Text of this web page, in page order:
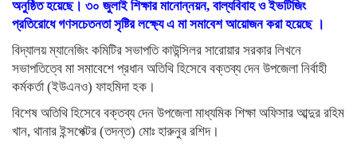
অনুষ্ঠিত হয়েছে। ৩০ জুলাই শিক্ষার মানোন্নয়ন, বাল্যবিবাহ ও ইভটিজিং
প্রতিরোধে গণসচেতনতা সৃষ্টির লক্ষ্যে এ মা সমাবেশ আয়োজন করা হয়েছে ।
বিদ্যালয় ম্যানেজিং কমিটির সভাপতি কাউন্সিলর সারোয়ার সরকার লিখনে
সভাপতিত্বে মা সমাবেশে প্রধান অতিথি হিসেবে বক্তব্য দেন উপজেলা নির্বাহী
কর্মকর্তা (ইউএনও) ফাহমিদা হক।
বিশেষ অতিথি হিসেবে বক্তব্য দেন উপজেলা মাধ্যমিক শিক্ষা অফিসার আব্দুর রহিম
খান, থানার ইন্সপেক্টর (তদন্ত) মোঃ হারুনুর রশিদ।